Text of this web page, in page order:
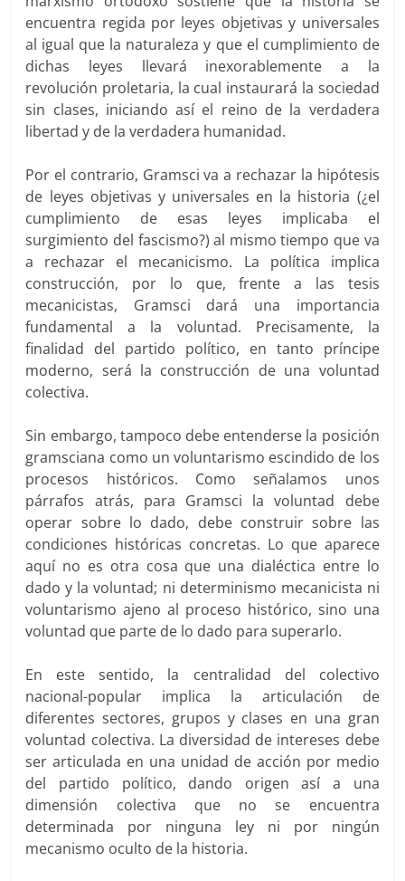
encuentra regida por leyes objetivas y universales
al igual que la naturaleza y que el cumplimiento de
dichas leyes llevará inexorablemente a la
revolución proletaria, la cual instaurará la sociedad
sin clases, iniciando así el reino de la verdadera
libertad y de la verdadera humanidad.
Por el contrario, Gramsci va a rechazar la hipótesis
de leyes objetivas y universales en la historia (¿el
cumplimiento de esas leyes implicaba el
surgimiento del fascismo?) al mismo tiempo que va
a rechazar el mecanicismo. La política implica
construcción, por lo que, frente a las tesis
mecanicistas, Gramsci dará una importancia
fundamental a la voluntad. Precisamente, la
finalidad del partido político, en tanto príncipe
moderno, será la construcción de una voluntad
colectiva.
Sin embargo, tampoco debe entenderse la posición
gramsciana como un voluntarismo escindido de los
procesos históricos. Como señalamos unos
párrafos atrás, para Gramsci la voluntad debe
operar sobre lo dado, debe construir sobre las
condiciones históricas concretas. Lo que aparece
aquí no es otra cosa que una dialéctica entre lo
dado y la voluntad; ni determinismo mecanicista ni
voluntarismo ajeno al proceso histórico, sino una
voluntad que parte de lo dado para superarlo.
En este sentido, la centralidad del colectivo
nacional-popular implica la articulación de
diferentes sectores, grupos y clases en una gran
voluntad colectiva. La diversidad de intereses debe
ser articulada en una unidad de acción por medio
del partido político, dando origen así a una
dimensión colectiva que no se encuentra
determinada por ninguna ley ni por ningún
mecanismo oculto de la historia.